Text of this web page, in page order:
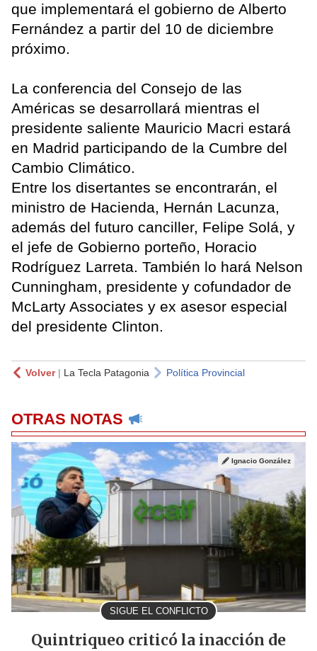
que implementará el gobierno de Alberto
Fernández a partir del 10 de diciembre
próximo.
La conferencia del Consejo de las
Américas se desarrollará mientras el
presidente saliente Mauricio Macri estará
en Madrid participando de la Cumbre del
Cambio Climático.
Entre los disertantes se encontrarán, el
ministro de Hacienda, Hernán Lacunza,
además del futuro canciller, Felipe Solá, y
el jefe de Gobierno porteño, Horacio
Rodríguez Larreta. También lo hará Nelson
Cunningham, presidente y cofundador de
McLarty Associates y ex asesor especial
del presidente Clinton.
Volver| La Tecla Patagonia Política Provincial
OTRAS NOTAS
SIGUE EL CONFLICTO
Ignacio González
Quintriqueo criticó la inacción de